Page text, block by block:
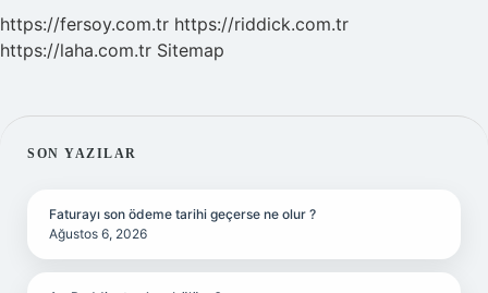
https://fersoy.com.tr https://riddick.com.tr
https://laha.com.tr Sitemap
SIDEBAR
SON YAZILAR
Faturayı son ödeme tarihi geçerse ne olur ?
Ağustos 6, 2026